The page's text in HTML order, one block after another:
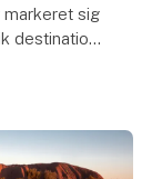
markeret sig
destination
Den
øgruppe